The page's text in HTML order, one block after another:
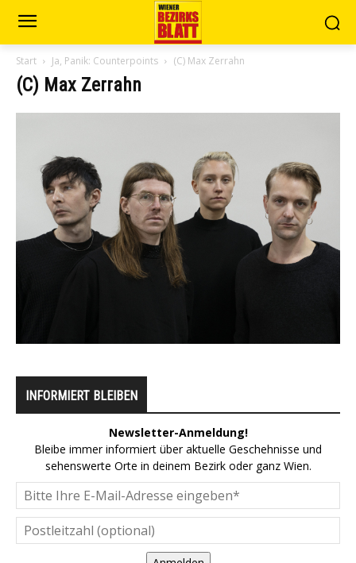
Start Ja, Panik: Counterpoints (C) Max Zerrahn
(C) Max Zerrahn
INFORMIERT BLEIBEN
Newsletter-Anmeldung!
Bleibe immer informiert über aktuelle Geschehnisse und
sehenswerte Orte in deinem Bezirk oder ganz Wien.